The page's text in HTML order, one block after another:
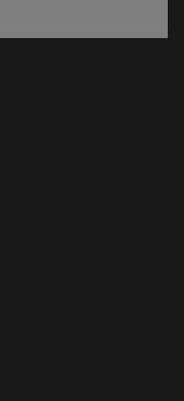
ventana)
ventana)